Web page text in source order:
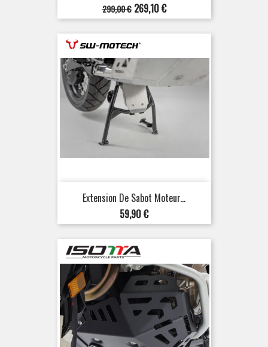
Prix
de
base
299,00 € Prix
269,10 €
Extension De Sabot Moteur...
Prix
59,90 €